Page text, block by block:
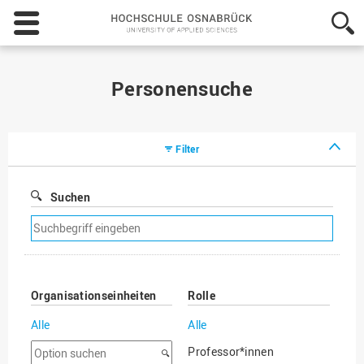
Hochschule
Osnabrück
-
Personensuche
Filter
Suchen
Suchfilter
entfernen
Organisationseinheiten
Alle
Option
Rolle
Alle
Professor*innen